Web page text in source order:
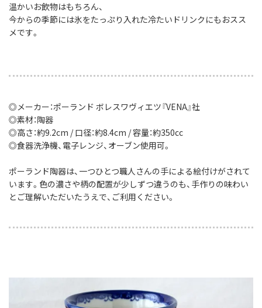
温かいお飲物はもちろん、
今からの季節には氷をたっぷり入れた冷たいドリンクにもおスス
メです。
◎メーカー：ポーランド ボレスワヴィエツ『VENA』社
◎素材：陶器
◎高さ：約9.2cm / 口径：約8.4cm / 容量：約350cc
◎食器洗浄機、電子レンジ、オーブン使用可。
ポーランド陶器は、一つひとつ職人さんの手による絵付けがされて
います。色の濃さや柄の配置が少しずつ違うのも、手作りの味わい
とご理解いただいたうえで、ご利用ください。